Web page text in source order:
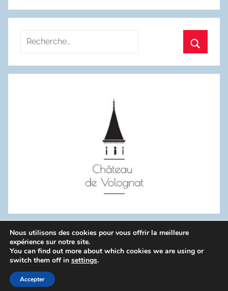
Recherche
:
WordPress Theme: Donovan by ThemeZee.
Politique de confidentialité
Nous utilisons des cookies pour vous offrir la meilleure
expérience sur notre site.
You can find out more about which cookies we are using or
switch them off in settings.
Accepter